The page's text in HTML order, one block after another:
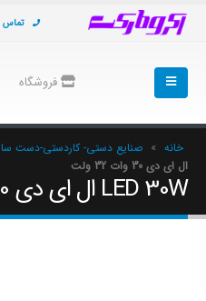
تماس از ساعت
فروشگاه
خانه » صنایع دستی- کاردستی-دست
ال ای دی 30 وات 32 ولت
LED 30W ال ای دی 30 وات 32 ولت